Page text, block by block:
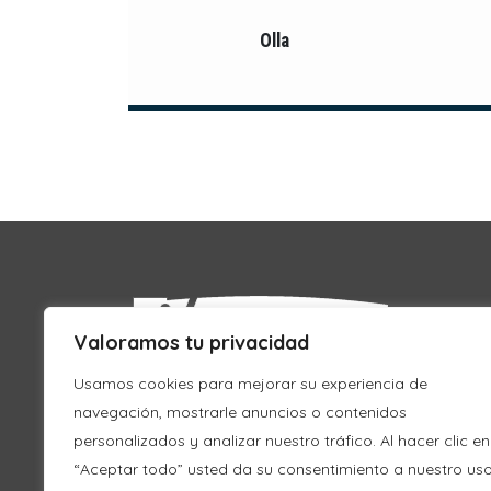
Valoramos tu privacidad
Usamos cookies para mejorar su experiencia de
navegación, mostrarle anuncios o contenidos
personalizados y analizar nuestro tráfico. Al hacer clic en
“Aceptar todo” usted da su consentimiento a nuestro uso
Olla